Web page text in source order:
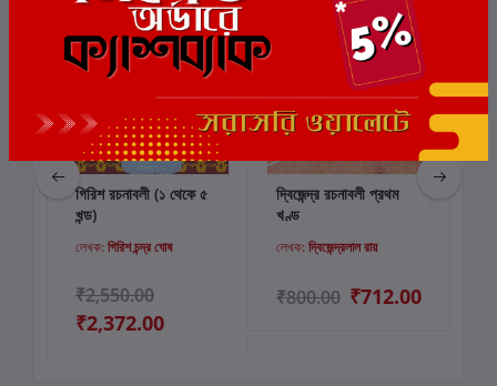
কার্টে যোগ করুন
গিরিশ রচনাবলী (১ থেকে ৫
খন্ড)
লেখক: গিরিশ চন্দ্র ঘোষ
₹2,550.00
₹2,372.00
কার্টে যোগ করুন
দ্বিজেন্দ্র রচনাবলী প্রথম
খণ্ড
লেখক: দ্বিজেন্দ্রলাল রায়
₹800.00 ₹712.00